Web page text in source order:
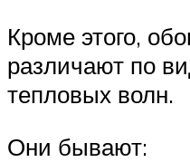
Кроме этого,
различают по
тепловых волн.
Они бывают: